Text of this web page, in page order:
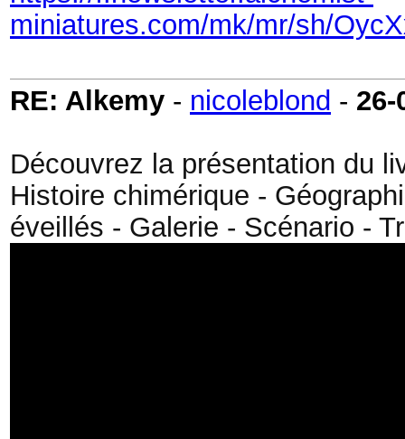
miniatures.com/mk/mr/sh/
RE: Alkemy - nicoleblond - 26-
Découvrez la présentation du
Histoire chimérique -
éveillés - Galerie - Scénario -